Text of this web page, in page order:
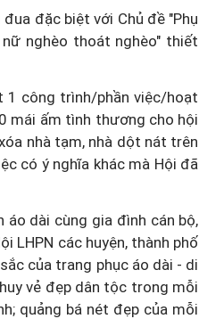
đặc biệt với Chủ đề "Phụ
nghèo thoát nghèo" thiết
1 công trình/phần việc/hoạt
mái ấm tình thương cho hội
nhà tạm, nhà dột nát trên
có ý nghĩa khác mà Hội đã
áo dài cùng gia đình cán bộ,
LHPN các huyện, thành phố
của trang phục áo dài - di
vẻ đẹp dân tộc trong mỗi
quảng bá nét đẹp của mỗi